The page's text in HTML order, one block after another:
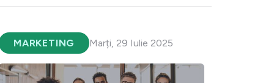
MARKETING Marți, 29 Iulie 2025